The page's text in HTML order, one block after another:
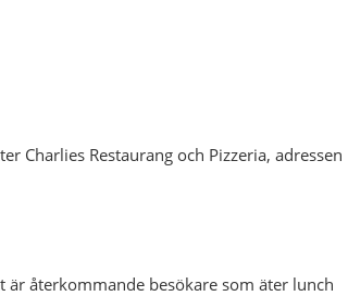
Charlies Restaurang och Pizzeria, adressen
är återkommande besökare som äter lunch